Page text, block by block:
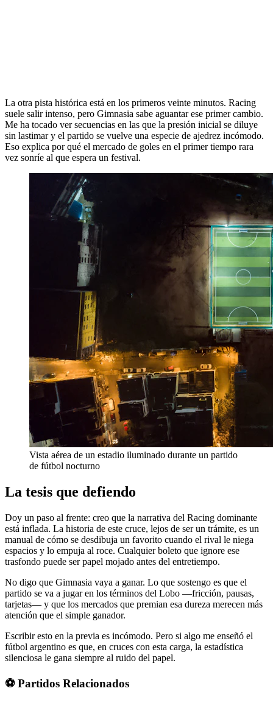
La otra pista histórica está en los primeros veinte minutos. Racing
suele salir intenso, pero Gimnasia sabe aguantar ese primer cambio.
Me ha tocado ver secuencias en las que la presión inicial se diluye
sin lastimar y el partido se vuelve una especie de ajedrez incómodo.
Eso explica por qué el mercado de goles en el primer tiempo rara
vez sonríe al que espera un festival.
Vista aérea de un estadio iluminado durante un partido
de fútbol nocturno
La tesis que defiendo
Doy un paso al frente: creo que la narrativa del Racing dominante
está inflada. La historia de este cruce, lejos de ser un trámite, es un
manual de cómo se desdibuja un favorito cuando el rival le niega
espacios y lo empuja al roce. Cualquier boleto que ignore ese
trasfondo puede ser papel mojado antes del entretiempo.
No digo que Gimnasia vaya a ganar. Lo que sostengo es que el
partido se va a jugar en los términos del Lobo —fricción, pausas,
tarjetas— y que los mercados que premian esa dureza merecen más
atención que el simple ganador.
Escribir esto en la previa es incómodo. Pero si algo me enseñó el
fútbol argentino es que, en cruces con esta carga, la estadística
silenciosa le gana siempre al ruido del papel.
⚽ Partidos Relacionados